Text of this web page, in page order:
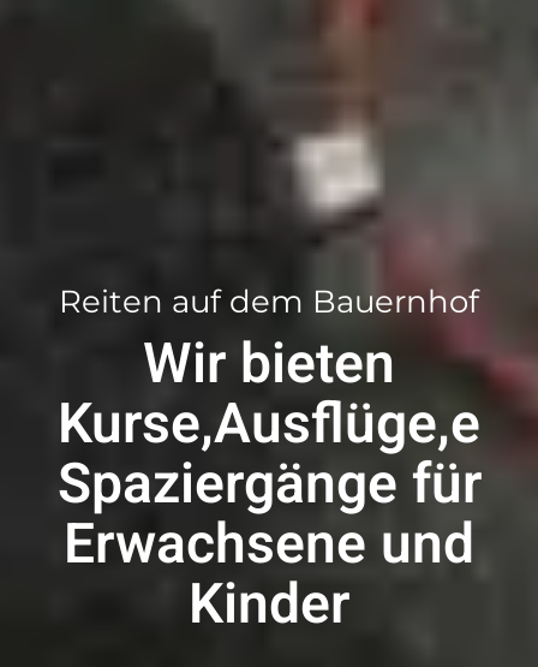
Reiten auf dem Bauernhof
Wir bieten
Kurse,Ausflüge,e
Spaziergänge für
Erwachsene und
Kinder